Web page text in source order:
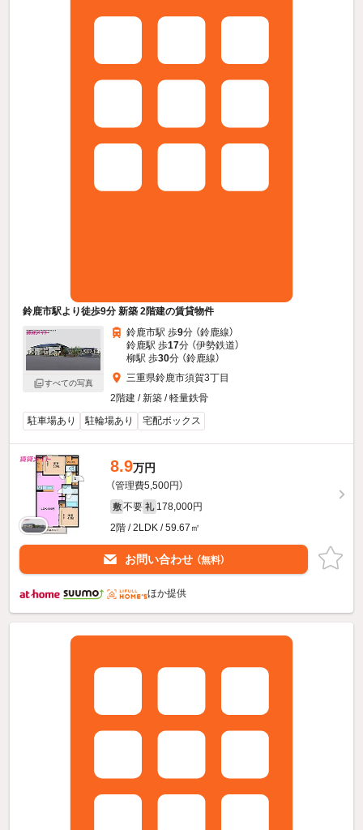
鈴鹿市駅より徒歩9分 新築 2階建の賃貸物件
すべての写真
鈴鹿市駅 歩9分 （鈴鹿線）
鈴鹿駅 歩17分 （伊勢鉄道）
柳駅 歩30分 （鈴鹿線）
三重県鈴鹿市須賀3丁目
2階建 / 新築 / 軽量鉄骨
駐車場あり
駐輪場あり 宅配ボックス
8.9万円
（管理費5,500円）
敷 不要 礼 178,000円
2階 / 2LDK / 59.67㎡
お問い合わせ （無料）
ほか提供